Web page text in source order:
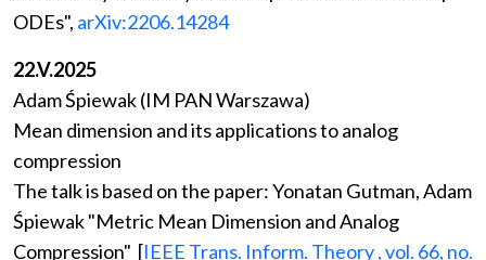
ODEs", arXiv:2206.14284
22.V.2025
Adam Śpiewak (IM PAN Warszawa)
Mean dimension and its applications to analog
compression
The talk is based on the paper: Yonatan Gutman, Adam
Śpiewak "Metric Mean Dimension and Analog
Compression" [IEEE Trans. Inform. Theory , vol. 66, no.